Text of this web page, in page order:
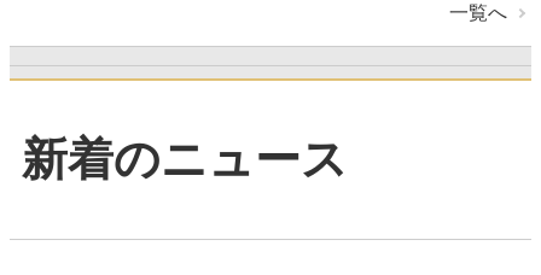
一覧へ
新着のニュース